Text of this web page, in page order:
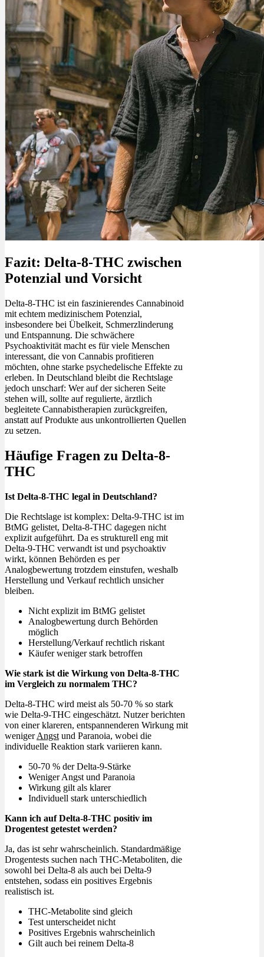
Fazit: Delta-8-THC zwischen
Potenzial und Vorsicht
Delta-8-THC ist ein faszinierendes Cannabinoid
mit echtem medizinischem Potenzial,
insbesondere bei Übelkeit, Schmerzlinderung
und Entspannung. Die schwächere
Psychoaktivität macht es für viele Menschen
interessant, die von Cannabis profitieren
möchten, ohne starke psychedelische Effekte zu
erleben. In Deutschland bleibt die Rechtslage
jedoch unscharf: Wer auf der sicheren Seite
stehen will, sollte auf regulierte, ärztlich
begleitete Cannabistherapien zurückgreifen,
anstatt auf Produkte aus unkontrollierten Quellen
zu setzen.
Häufige Fragen zu Delta-8-
THC
Ist Delta-8-THC legal in Deutschland?
Die Rechtslage ist komplex: Delta-9-THC ist im
BtMG gelistet, Delta-8-THC dagegen nicht
explizit aufgeführt. Da es strukturell eng mit
Delta-9-THC verwandt ist und psychoaktiv
wirkt, können Behörden es per
Analogbewertung trotzdem einstufen, weshalb
Herstellung und Verkauf rechtlich unsicher
bleiben.
Nicht explizit im BtMG gelistet
Analogbewertung durch Behörden
möglich
Herstellung/Verkauf rechtlich riskant
Käufer weniger stark betroffen
Wie stark ist die Wirkung von Delta-8-THC
im Vergleich zu normalem THC?
Delta-8-THC wird meist als 50-70 % so stark
wie Delta-9-THC eingeschätzt. Nutzer berichten
von einer klareren, entspannenderen Wirkung mit
wenigerAngst und Paranoia, wobei die
individuelle Reaktion stark variieren kann.
50-70 % der Delta-9-Stärke
Weniger Angst und Paranoia
Wirkung gilt als klarer
Individuell stark unterschiedlich
Kann ich auf Delta-8-THC positiv im
Drogentest getestet werden?
Ja, das ist sehr wahrscheinlich. Standardmäßige
Drogentests suchen nach THC-Metaboliten, die
sowohl bei Delta-8 als auch bei Delta-9
entstehen, sodass ein positives Ergebnis
realistisch ist.
THC-Metabolite sind gleich
Test unterscheidet nicht
Positives Ergebnis wahrscheinlich
Gilt auch bei reinem Delta-8